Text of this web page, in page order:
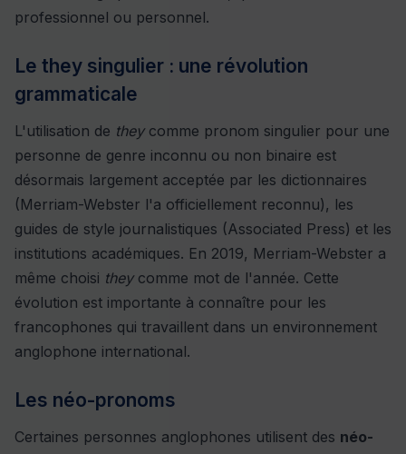
professionnel ou personnel.
Le they singulier : une révolution
grammaticale
L'utilisation de theycomme pronom singulier pour une
personne de genre inconnu ou non binaire est
désormais largement acceptée par les dictionnaires
(Merriam-Webster l'a officiellement reconnu), les
guides de style journalistiques (Associated Press) et les
institutions académiques. En 2019, Merriam-Webster a
même choisi theycomme mot de l'année. Cette
évolution est importante à connaître pour les
francophones qui travaillent dans un environnement
anglophone international.
Les néo-pronoms
Certaines personnes anglophones utilisent des néo-